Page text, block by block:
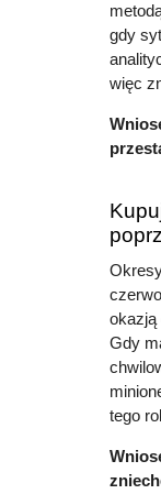
gdy
więc
okazją
Gdy
tego